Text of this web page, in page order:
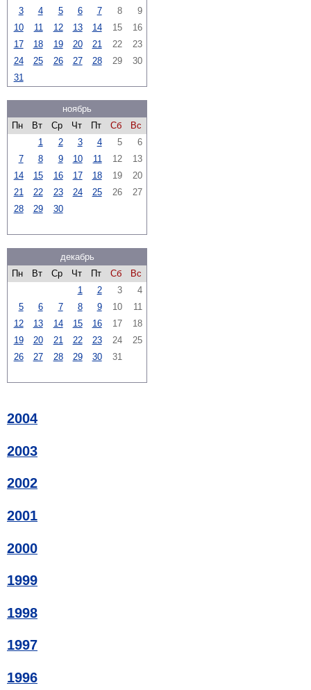
3
4 5 6 7 8
9
10
11 12 13 14 15
16
17
18 19 20 21 22
23
24
25 26 27 28 29
30
31
ноябрь
Пн
Вт Ср Чт Пт Сб
Вс
1
2 3 4 5
6
7
8 9 10 11 12
13
14
15 16 17 18 19
20
21
22 23 24 25 26
27
28
29 30
декабрь
Пн
Вт Ср Чт Пт Сб
Вс
1
2 3
4
5
6 7 8 9 10
11
12
13 14 15 16 17
18
19
20 21 22 23 24
25
26
27 28 29 30 31
2004
2003
2002
2001
2000
1999
1998
1997
1996